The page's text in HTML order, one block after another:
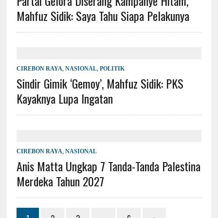
Mahfuz Sidik: Saya Tahu Siapa Pelakunya
CIREBON RAYA NASIONAL, POLITIK
Sindir Gimik ‘Gemoy’, Mahfuz Sidik: PKS
Kayaknya Lupa Ingatan
CIREBON RAYA NASIONAL
Anis Matta Ungkap 7 Tanda-Tanda Palestina
Merdeka Tahun 2027